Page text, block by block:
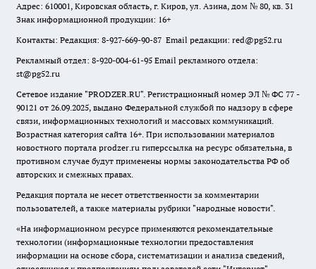
Адрес: 610001, Кировская область, г. Киров, ул. Азина, дом № 80, кв. 31
Знак информационной продукции: 16+
Контакты: Редакция: 8-927-669-90-87 Email редакции: red@pg52.ru
Рекламный отдел: 8-920-004-61-95 Email рекламного отдела:
st@pg52.ru
Сетевое издание "PRODZER.RU". Регистрационный номер ЭЛ № ФС 77 -
90121 от 26.09.2025, выдано Федеральной службой по надзору в сфере
связи, информационных технологий и массовых коммуникаций.
Возрастная категория сайта 16+. При использовании материалов
новостного портала prodzer.ru гиперссылка на ресурс обязательна, в
противном случае будут применены нормы законодательства РФ об
авторских и смежных правах.
Редакция портала не несет ответственности за комментарии
пользователей, а также материалы рубрики "народные новости".
«На информационном ресурсе применяются рекомендательные
технологии (информационные технологии предоставления
информации на основе сбора, систематизации и анализа сведений,